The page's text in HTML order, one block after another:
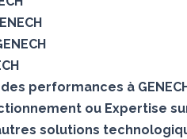
performances à
ou Expertise sur
solutions